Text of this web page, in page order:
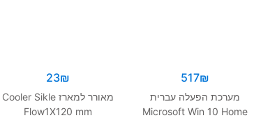
517₪
מערכת הפעלה עברית
Microsoft Win 10 Home
23₪
מאורר למארז Cooler Sikle
Flow1X120 mm